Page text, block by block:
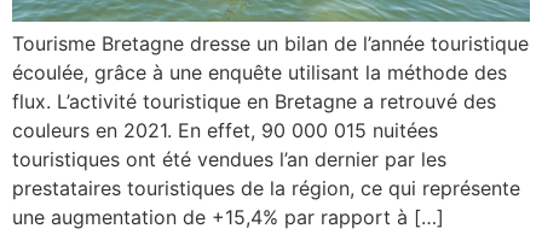
Tourisme Bretagne dresse un bilan de l’année touristique
écoulée, grâce à une enquête utilisant la méthode des
flux. L’activité touristique en Bretagne a retrouvé des
couleurs en 2021. En effet, 90 000 015 nuitées
touristiques ont été vendues l’an dernier par les
prestataires touristiques de la région, ce qui représente
une augmentation de +15,4% par rapport à […]